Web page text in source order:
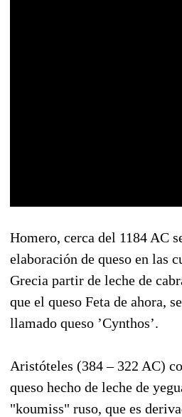
Homero, cerca del 1184 AC
elaboración de queso en las
Grecia partir de leche de
que el queso Feta de ahora,
llamado queso ’Cynthos’.
Aristóteles (384 – 322 AC)
queso hecho de leche de
"koumiss" ruso, que es